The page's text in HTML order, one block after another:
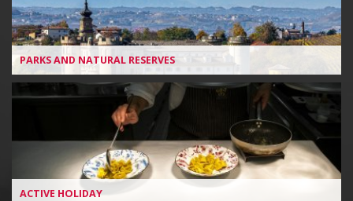
PARKS AND NATURAL RESERVES
ACTIVE HOLIDAY